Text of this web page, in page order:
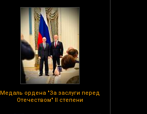
Медаль ордена "За заслуги перед
Отечеством" II степени